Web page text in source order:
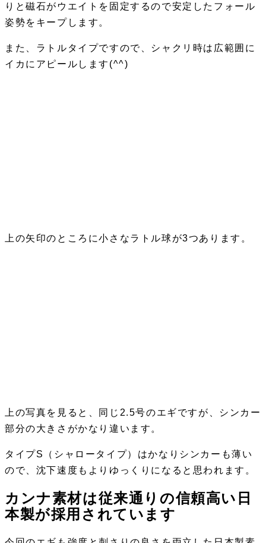
りと磁石がウエイトを固定するので安定したフォール
姿勢をキープします。
また、ラトルタイプですので、シャクリ時は広範囲に
イカにアピールします(^^)
上の矢印のところに小さなラトル球が3つあります。
上の写真を見ると、同じ2.5号のエギですが、シンカー
部分の大きさがかなり違います。
タイプS（シャロータイプ）はかなりシンカーも薄い
ので、沈下速度もよりゆっくりになると思われます。
カンナ素材は従来通りの信頼高い日
本製が採用されています